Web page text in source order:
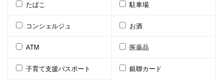
たばこ 駐車場
コンシェルジュ お酒
ATM 医薬品
子育て支援パスポート 銀聯カード